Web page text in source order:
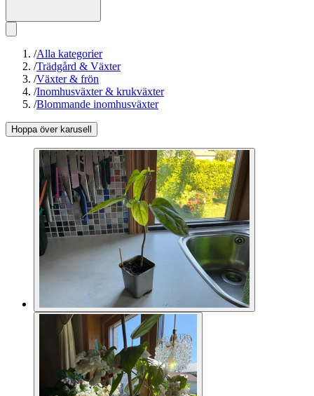
/Alla kategorier
/Trädgård & Växter
/Växter & frön
/Inomhusväxter & krukväxter
/Blommande inomhusväxter
Hoppa över karusell